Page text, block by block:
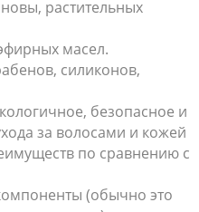
растительных
масел.
силиконов,
безопасное и
за волосами и кожей
по сравнению с
(обычно это